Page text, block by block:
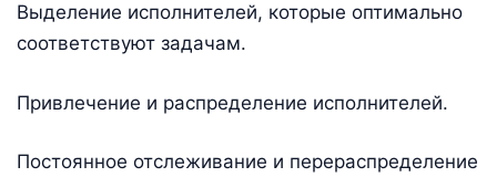
Выделение исполнителей, которые оптимально
соответствуют задачам.
Привлечение и распределение исполнителей.
Постоянное отслеживание и перераспределение